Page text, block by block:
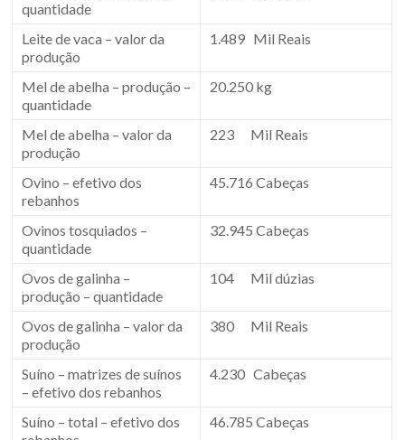
quantidade
Leite de vaca – valor da
produção
1.489 Mil Reais
Mel de abelha – produção –
quantidade
20.250 kg
Mel de abelha – valor da
produção
223 Mil Reais
Ovino – efetivo dos
rebanhos
45.716 Cabeças
Ovinos tosquiados –
quantidade
32.945 Cabeças
Ovos de galinha –
produção – quantidade
104 Mil dúzias
Ovos de galinha – valor da
produção
380 Mil Reais
Suíno – matrizes de suínos
– efetivo dos rebanhos
4.230 Cabeças
Suíno – total – efetivo dos
46.785 Cabeças